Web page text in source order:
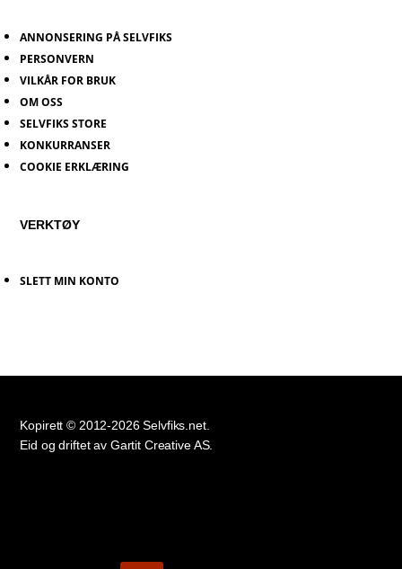
ANNONSERING PÅ SELVFIKS
PERSONVERN
VILKÅR FOR BRUK
OM OSS
SELVFIKS STORE
KONKURRANSER
COOKIE ERKLÆRING
VERKTØY
SLETT MIN KONTO
Kopirett © 2012-2026 Selvfiks.net.
Eid og driftet av Gartit Creative AS.